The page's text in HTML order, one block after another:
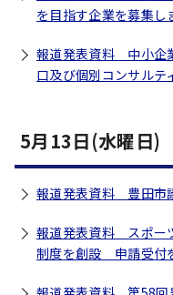
を目指す企業を募集し
報道発表資料 中小企
口及び個別コンサルテ
5月13日(水曜日)
報道発表資料 豊田市
報道発表資料 スポー
制度を創設 申請受付